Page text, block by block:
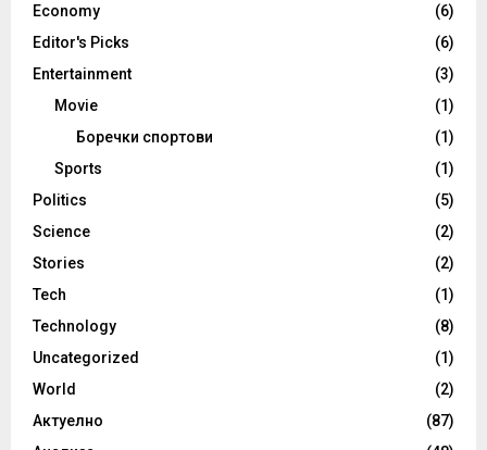
Economy
(6)
Editor's Picks
(6)
Entertainment
(3)
Movie
(1)
Боречки спортови
(1)
Sports
(1)
Politics
(5)
Science
(2)
Stories
(2)
Tech
(1)
Technology
(8)
Uncategorized
(1)
World
(2)
Актуелно
(87)